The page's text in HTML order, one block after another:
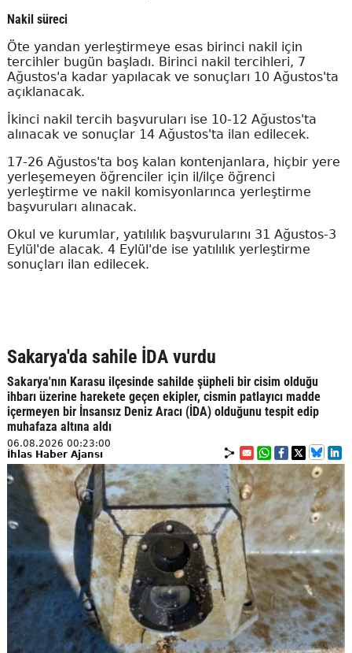
Nakil süreci
Öte yandan yerleştirmeye esas birinci nakil için
tercihler bugün başladı. Birinci nakil tercihleri, 7
Ağustos'a kadar yapılacak ve sonuçları 10 Ağustos'ta
açıklanacak.
İkinci nakil tercih başvuruları ise 10-12 Ağustos'ta
alınacak ve sonuçlar 14 Ağustos'ta ilan edilecek.
17-26 Ağustos'ta boş kalan kontenjanlara, hiçbir yere
yerleşemeyen öğrenciler için il/ilçe öğrenci
yerleştirme ve nakil komisyonlarınca yerleştirme
başvuruları alınacak.
Okul ve kurumlar, yatılılık başvurularını 31 Ağustos-3
Eylül'de alacak. 4 Eylül'de ise yatılılık yerleştirme
sonuçları ilan edilecek.
Sakarya'da sahile İDA vurdu
Sakarya'nın Karasu ilçesinde sahilde şüpheli bir cisim olduğu
ihbarı üzerine harekete geçen ekipler, cismin patlayıcı madde
içermeyen bir İnsansız Deniz Aracı (İDA) olduğunu tespit edip
muhafaza altına aldı
06.08.2026 00:23:00
İhlas Haber Ajansı